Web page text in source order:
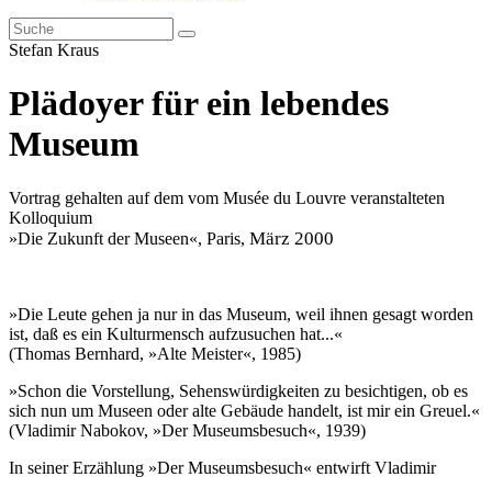
Stefan Kraus
Plädoyer für ein lebendes
Museum
Vortrag gehalten auf dem vom Musée du Louvre veranstalteten
Kolloquium
»Die Zukunft der Museen«, Paris, März 2000
»Die Leute gehen ja nur in das Museum, weil ihnen gesagt worden
ist, daß es ein Kulturmensch aufzusuchen hat...«
(Thomas Bernhard, »Alte Meister«, 1985)
»Schon die Vorstellung, Sehenswürdigkeiten zu besichtigen, ob es
sich nun um Museen oder alte Gebäude handelt, ist mir ein Greuel.«
(Vladimir Nabokov, »Der Museumsbesuch«, 1939)
In seiner Erzählung »Der Museumsbesuch« entwirft Vladimir